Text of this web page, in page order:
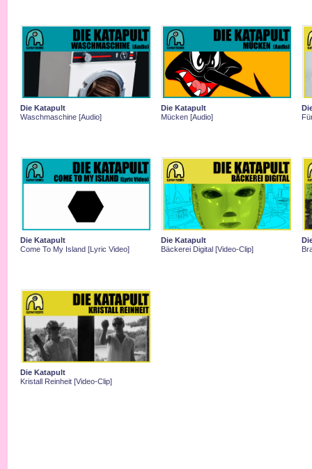
Die Katapult
Waschmaschine [Audio]
Die Katapult
Mücken [Audio]
Die Katapult
Come To My Island [Lyric Video]
Die Katapult
Bäckerei Digital [Video-Clip]
Die Katapult
Kristall Reinheit [Video-Clip]